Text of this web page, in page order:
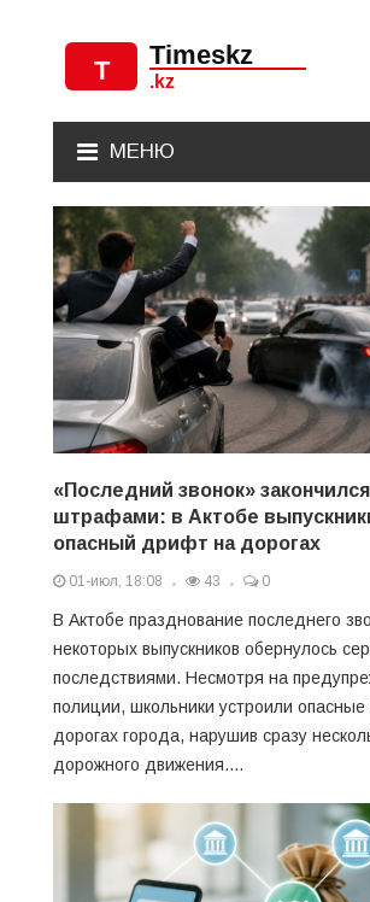
МЕНЮ
«Последний звонок» закончился
штрафами: в Актобе
опасный дрифт на дорогах
01-июл, 18:08 43 0
В Актобе празднование последнего
некоторых выпускников обернулось
последствиями. Несмотря на
полиции, школьники устроили
дорогах города, нарушив сразу
дорожного движения....